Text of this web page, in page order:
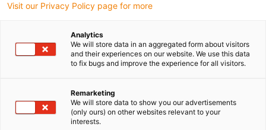
Domovská stránka Nové produkty Hřeben S Více Řetězy
Multi-tiewrap deska
3XXX.ZB.M pro
Visit our Privacy Policy page for more
Analytics
We will store data in an aggregated form about visitors
and their experiences on our website. We use this data
to fix bugs and improve the experience for all visitors.
Remarketing
We will store data to show you our advertisements
(only ours) on other websites relevant to your
interests.